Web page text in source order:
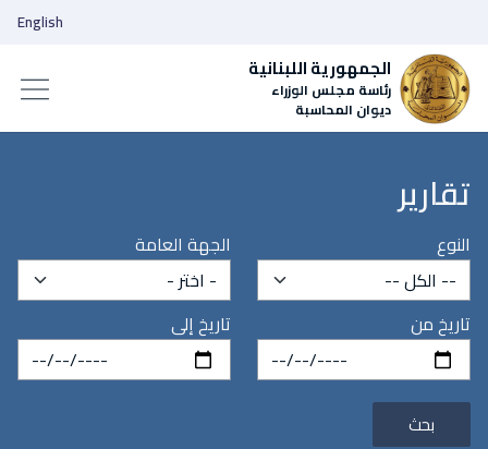
الجمهورية اللبنانية
رئاسة مجلس الوزراء
ديوان المحاسبة
English
تقارير
النوع الجهة العامة
تاريخ من تاريخ إلى
بحث